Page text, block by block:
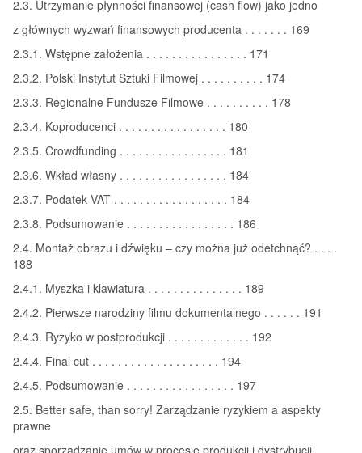
2.3. Utrzymanie płynności finansowej (cash flow) jako jedno
z głównych wyzwań finansowych producenta . . . . . . . 169
2.3.1. Wstępne założenia . . . . . . . . . . . . . . . . 171
2.3.2. Polski Instytut Sztuki Filmowej . . . . . . . . . . 174
2.3.3. Regionalne Fundusze Filmowe . . . . . . . . . . 178
2.3.4. Koproducenci . . . . . . . . . . . . . . . . . 180
2.3.5. Crowdfunding . . . . . . . . . . . . . . . . . 181
2.3.6. Wkład własny . . . . . . . . . . . . . . . . . 184
2.3.7. Podatek VAT . . . . . . . . . . . . . . . . . . 184
2.3.8. Podsumowanie . . . . . . . . . . . . . . . . . 186
2.4. Montaż obrazu i dźwięku – czy można już odetchnąć? . . . .
188
2.4.1. Myszka i klawiatura . . . . . . . . . . . . . . . 189
2.4.2. Pierwsze narodziny filmu dokumentalnego . . . . . . 191
2.4.3. Ryzyko w postprodukcji . . . . . . . . . . . . . 192
2.4.4. Final cut . . . . . . . . . . . . . . . . . . . . 194
2.4.5. Podsumowanie . . . . . . . . . . . . . . . . . 197
2.5. Better safe, than sorry! Zarządzanie ryzykiem a aspekty
prawne
oraz sporządzanie umów w procesie produkcji i dystrybucji